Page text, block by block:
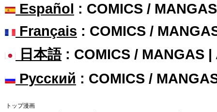
Español : COMICS /
Français : COMICS /
日本語: COMICS / MANGAS |
Русский : COMICS /
トップ漫画